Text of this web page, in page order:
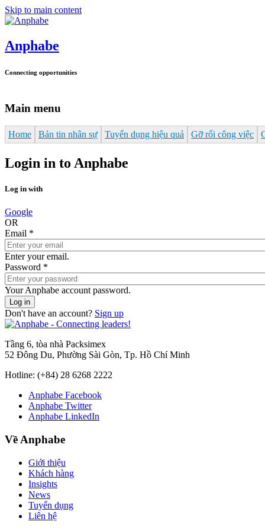
Skip to main content
Anphabe
Connecting opportunities
Main menu
Home Bản tin nhân sự Tuyển dụng hiệu quả Gỡ rối công việc
Login in to Anphabe
Log in with
Google
OR
Email *
Enter your email.
Password *
Your Anphabe account password.
Don't have an account? Sign up
Tầng 6, tòa nhà Packsimex
52 Đông Du, Phường Sài Gòn, Tp. Hồ Chí Minh
Hotline: (+84) 28 6268 2222
Anphabe Facebook
Anphabe Twitter
Anphabe LinkedIn
Về Anphabe
Giới thiệu
Khách hàng
Insights
News
Tuyển dụng
Liên hệ